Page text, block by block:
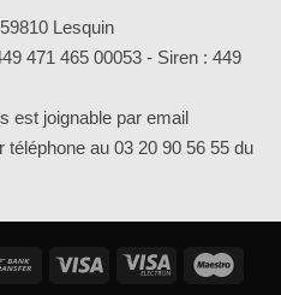
Lesquin
471 465 00053 - Siren : 449
est joignable par email
au 03 20 90 56 55 du
Bank
Visa
Visa